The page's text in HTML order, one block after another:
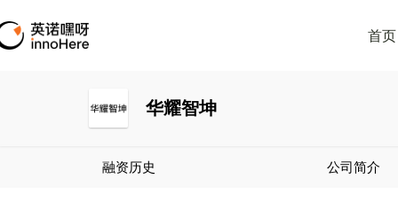
首页
华耀智坤
融资历史 公司简介